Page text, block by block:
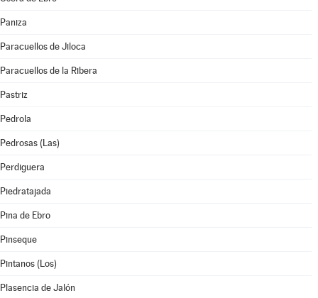
Paniza
Paracuellos de Jiloca
Paracuellos de la Ribera
Pastriz
Pedrola
Pedrosas (Las)
Perdiguera
Piedratajada
Pina de Ebro
Pinseque
Pintanos (Los)
Plasencia de Jalón